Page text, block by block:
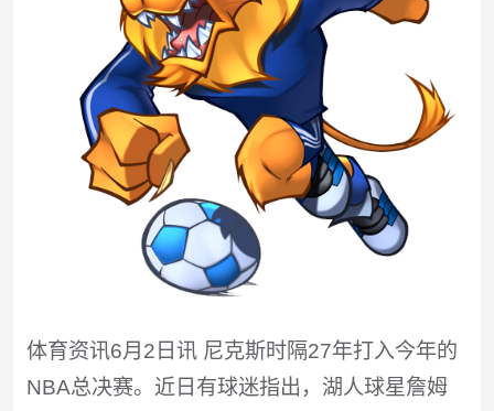
体育资讯6月2日讯 尼克斯时隔27年打入今年的
NBA总决赛。近日有球迷指出，湖人球星詹姆